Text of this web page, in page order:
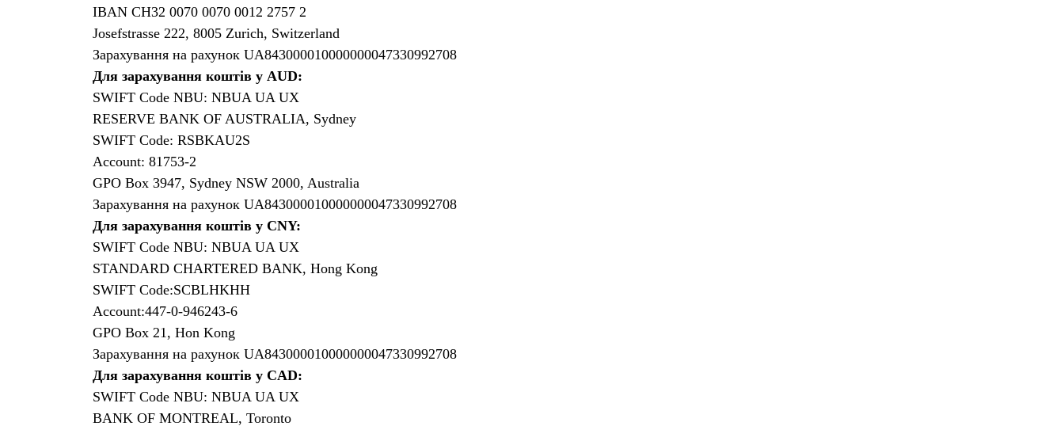
IBAN CH32 0070 0070 0012 2757 2
Josefstrasse 222, 8005 Zurich, Switzerland
Зарахування на рахунок UA843000010000000047330992708
Для зарахування коштів у AUD:
SWIFT Code NBU: NBUA UA UX
RESERVE BANK OF AUSTRALIA, Sydney
SWIFT Code: RSBKAU2S
Account: 81753-2
GPO Box 3947, Sydney NSW 2000, Australia
Зарахування на рахунок UA843000010000000047330992708
Для зарахування коштів у CNY:
SWIFT Code NBU: NBUA UA UX
STANDARD CHARTERED BANK, Hong Kong
SWIFT Code:SCBLHKHH
Account:447-0-946243-6
GPO Box 21, Hon Kong
Зарахування на рахунок UA843000010000000047330992708
Для зарахування коштів у CAD:
SWIFT Code NBU: NBUA UA UX
BANK OF MONTREAL, Toronto